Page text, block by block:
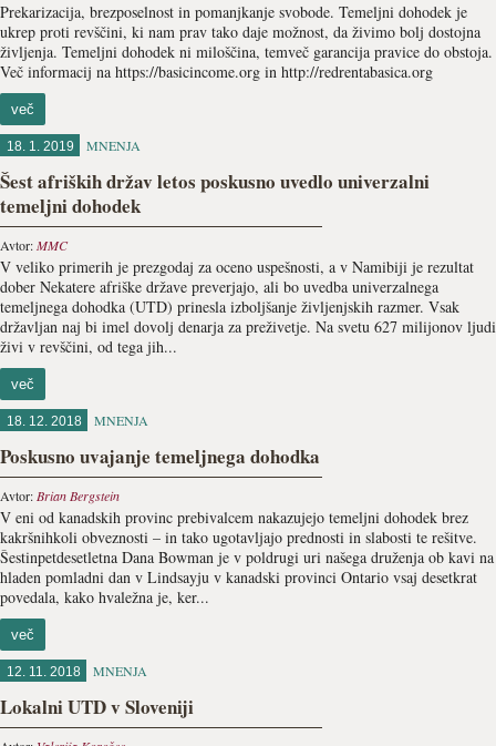
Prekarizacija, brezposelnost in pomanjkanje svobode. Temeljni dohodek je
ukrep proti revščini, ki nam prav tako daje možnost, da živimo bolj dostojna
življenja. Temeljni dohodek ni miloščina, temveč garancija pravice do obstoja.
Več informacij na https://basicincome.org in http://redrentabasica.org
več
18. 1. 2019 MNENJA
Šest afriških držav letos poskusno uvedlo univerzalni
temeljni dohodek
Avtor:MMC
V veliko primerih je prezgodaj za oceno uspešnosti, a v Namibiji je rezultat
dober Nekatere afriške države preverjajo, ali bo uvedba univerzalnega
temeljnega dohodka (UTD) prinesla izboljšanje življenjskih razmer. Vsak
državljan naj bi imel dovolj denarja za preživetje. Na svetu 627 milijonov ljudi
živi v revščini, od tega jih...
več
18. 12. 2018 MNENJA
Poskusno uvajanje temeljnega dohodka
Avtor: Brian Bergstein
V eni od kanadskih provinc prebivalcem nakazujejo temeljni dohodek brez
kakršnihkoli obveznosti – in tako ugotavljajo prednosti in slabosti te rešitve.
Šestinpetdesetletna Dana Bowman je v poldrugi uri našega druženja ob kavi na
hladen pomladni dan v Lindsayju v kanadski provinci Ontario vsaj desetkrat
povedala, kako hvaležna je, ker...
več
12. 11. 2018 MNENJA
Lokalni UTD v Sloveniji